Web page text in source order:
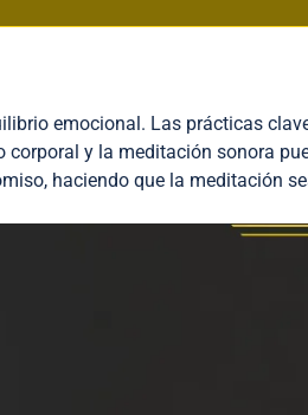
emocional. Las prácticas
y la meditación sonora
haciendo que la meditación